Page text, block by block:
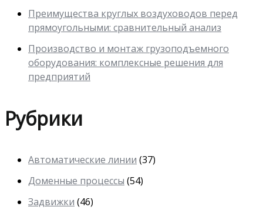
Преимущества круглых воздуховодов перед
прямоугольными: сравнительный анализ
Производство и монтаж грузоподъемного
оборудования: комплексные решения для
предприятий
Рубрики
Автоматические линии (37)
Доменные процессы (54)
Задвижки (46)